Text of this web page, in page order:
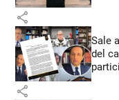
share
Sale
del
share